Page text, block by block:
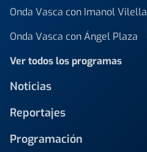
Onda Vasca con Imanol Vilella
Onda Vasca con Ángel Plaza
Ver todos los programas
Noticias
Reportajes
Programación